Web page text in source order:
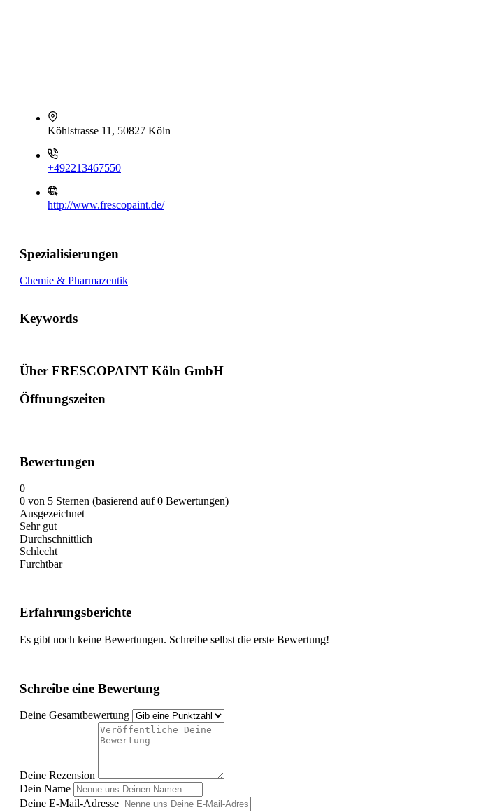
Köhlstrasse 11, 50827 Köln
+492213467550
http://www.frescopaint.de/
Spezialisierungen
Chemie & Pharmazeutik
Keywords
Über FRESCOPAINT Köln GmbH
Öffnungszeiten
Bewertungen
0
0 von 5 Sternen (basierend auf 0 Bewertungen)
Ausgezeichnet
Sehr gut
Durchschnittlich
Schlecht
Furchtbar
Erfahrungsberichte
Es gibt noch keine Bewertungen. Schreibe selbst die erste Bewertung!
Schreibe eine Bewertung
Deine Gesamtbewertung
Deine Rezension
Dein Name
Deine E-Mail-Adresse